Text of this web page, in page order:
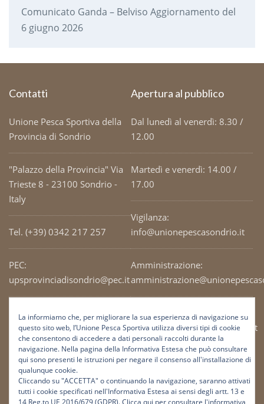
Comunicato Ganda – Belviso Aggiornamento del
6 giugno 2026
Contatti
Unione Pesca Sportiva della
Provincia di Sondrio
"Palazzo della Provincia" Via
Trieste 8 - 23100 Sondrio -
Italy
Tel. (+39) 0342 217 257
PEC:
upsprovinciadisondrio@pec.it
Codice Fiscale: 93003690141
Apertura al pubblico
Dal lunedì al venerdì: 8.30 /
12.00
Martedì e venerdì: 14.00 /
17.00
Vigilanza:
info@unionepescasondrio.it
Amministrazione:
Ufficio tecnico:
tecnico@unionepescasondrio.it
Informazioni:
info@unionepescasondrio.it
La informiamo che, per migliorare la sua esperienza di navigazione su
questo sito web, l’Unione Pesca Sportiva utilizza diversi tipi di cookie
che consentono di accedere a dati personali raccolti durante la
navigazione. Nella pagina della Informativa Estesa che può consultare
qui sono presenti le istruzioni per negare il consenso all'installazione di
qualunque cookie.
Cliccando su "ACCETTA" o continuando la navigazione, saranno attivati
tutti i cookie specificati nell'Informativa Estesa ai sensi degli artt. 13 e
14 Reg.to UE 2016/679 (GDPR). Clicca qui per consultare l'informativa